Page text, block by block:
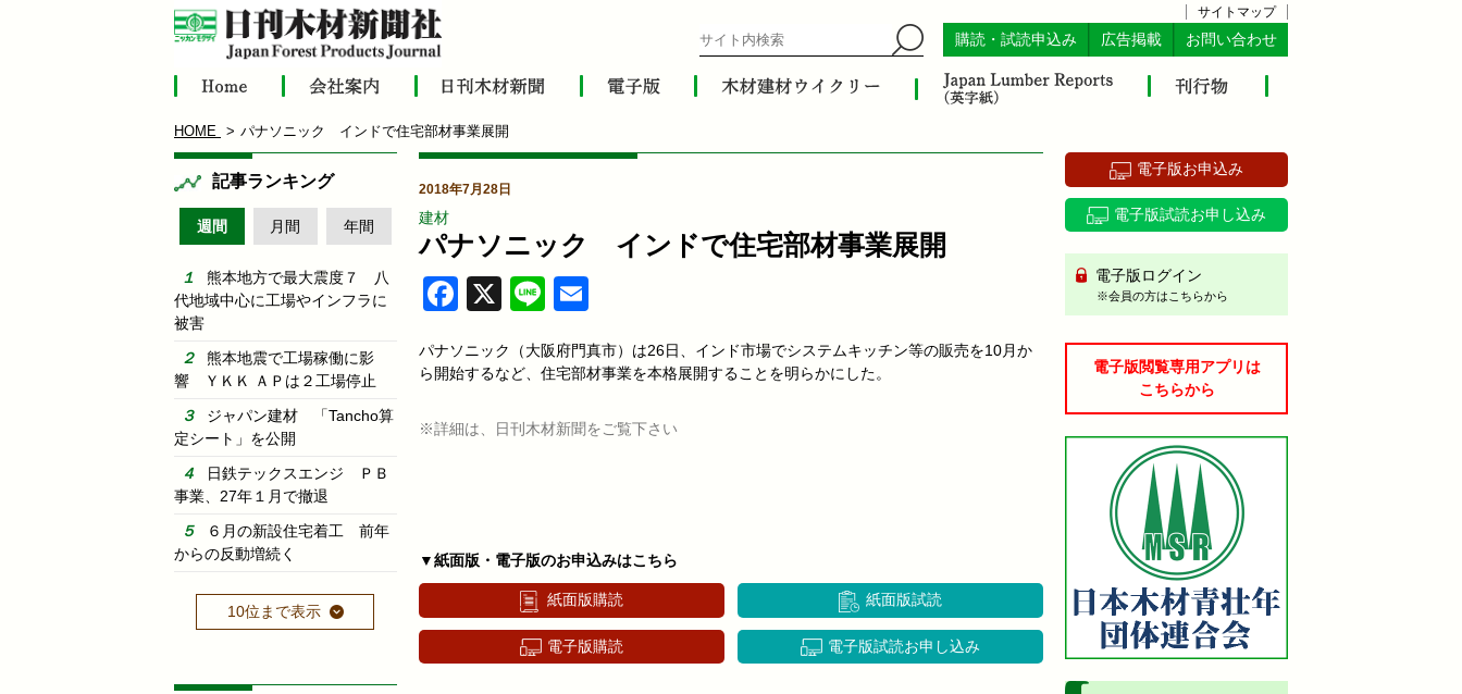
サイトマップ
購読・試読申込み 広告掲載 お問い合わせ
HOME パナソニック インドで住宅部材事業展開
2018年7月28日
建材
パナソニック インドで住宅部材事業展開
Facebook
X Line
パナソニック（大阪府門真市）は26日、インド市場でシステムキッチン等の販売を10月か
ら開始するなど、住宅部材事業を本格展開することを明らかにした。
※詳細は、日刊木材新聞をご覧下さい
▼紙面版・電子版のお申込みはこちら
紙面版購読 紙面版試読
電子版購読 電子版試読お申し込み
記事ランキング
週間 月間 年間
熊本地方で最大震度７ 八
代地域中心に工場やインフラに
被害
熊本地震で工場稼働に影
響 ＹＫＫ ＡＰは２工場停止
ジャパン建材 「Tancho算
定シート」を公開
日鉄テックスエンジ ＰＢ
事業、27年１月で撤退
６月の新設住宅着工 前年
からの反動増続く
10位まで表示
電子版お申込み
電子版試読お申し込み
電子版ログイン
※会員の方はこちらから
電子版閲覧専用アプリは
こちらから